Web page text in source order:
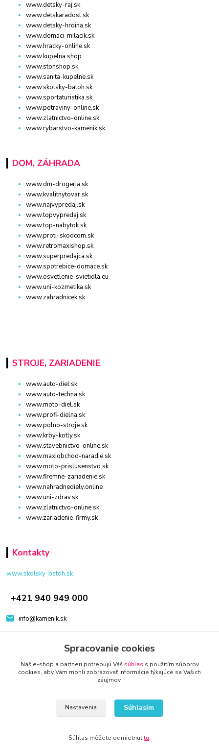
www.detsky-raj.sk
www.detskaradost.sk
www.detsky-hrdina.sk
www.domaci-milacik.sk
www.hracky-online.sk
www.kupelna.shop
www.stonshop.sk
www.sanita-kupelne.sk
www.skolsky-batoh.sk
www.sportaturistika.sk
www.potraviny-online.sk
www.zlatnictvo-online.sk
www.rybarstvo-kamenik.sk
DOM, ZÁHRADA
www.dm-drogeria.sk
www.kvalitnytovar.sk
www.najvypredaj.sk
www.topvypredaj.sk
www.top-nabytok.sk
www.proti-skodcom.sk
www.retromaxishop.sk
www.superpredajca.sk
www.spotrebice-domace.sk
www.osvetlenie-svietidla.eu
www.uni-kozmetika.sk
www.zahradnicek.sk
STROJE, ZARIADENIE
www.auto-diel.sk
www.auto-techna.sk
www.moto-diel.sk
www.profi-dielna.sk
www.polno-stroje.sk
www.krby-kotly.sk
www.stavebnictvo-online.sk
www.maxiobchod-naradie.sk
www.moto-prislusenstvo.sk
www.firemne-zariadenie.sk
www.nahradnediely.online
www.uni-zdrav.sk
www.zlatnictvo-online.sk
www.zariadenie-firmy.sk
Kontakty
www.skolsky-batoh.sk
+421 940 949 000
info@kamenik.sk
Eshop-rychlo.sk
Spracovanie cookies
Náš e-shop a partneri potrebujú Váš súhlas s použitím súborov
cookies, aby Vám mohli zobrazovať informácie týkajúce sa Vašich
záujmov.
Nastavenia Súhlasím
Súhlas môžete odmietnuťtu.